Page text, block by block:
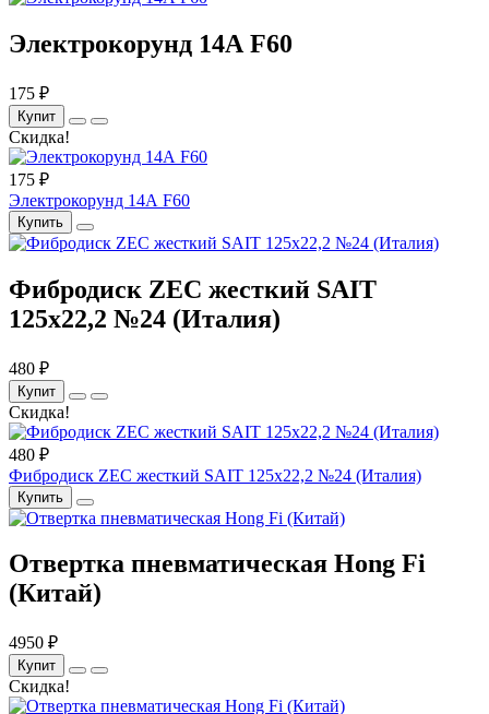
Электрокорунд 14А F60
175 ₽
Купит
Скидка!
175 ₽
Электрокорунд 14А F60
Купить
Фибродиск ZEC жесткий SAIT
125х22,2 №24 (Италия)
480 ₽
Купит
Скидка!
480 ₽
Фибродиск ZEC жесткий SAIT 125х22,2 №24 (Италия)
Купить
Отвертка пневматическая Hong Fi
(Китай)
4950 ₽
Купит
Скидка!